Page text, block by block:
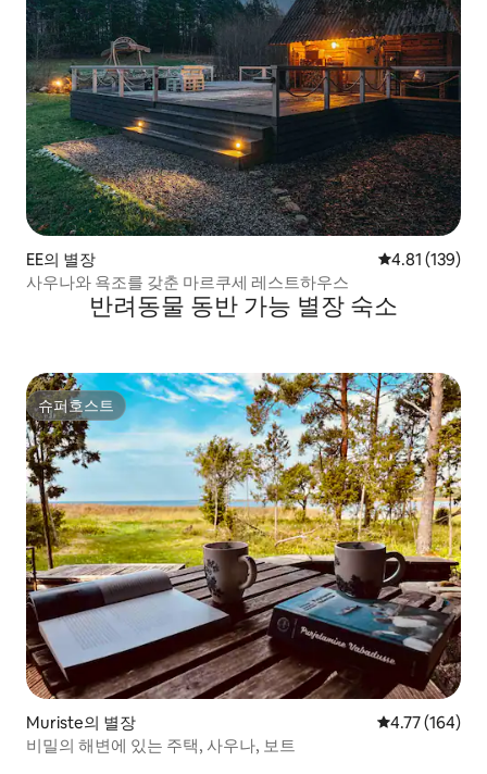
EE의 별장 평점 4.81점(5
4.81 (139)
사우나와 욕조를 갖춘 마르쿠세 레스트하우스
반려동물 동반 가능 별장 숙소
슈퍼호스트
슈퍼호스트
Muriste의 별장 평점 4.77점(5
4.77 (164)
비밀의 해변에 있는 주택, 사우나, 보트